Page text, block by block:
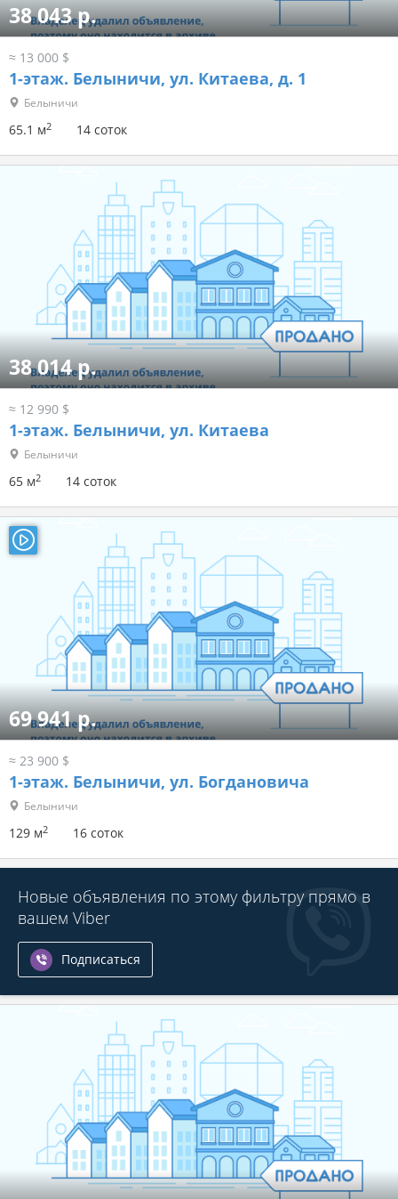
38 043 р.
≈ 13 000 $
1-этаж. Белыничи, ул. Китаева, д. 1
Белыничи
65.1 м2 14 соток
38 014 р.
≈ 12 990 $
1-этаж. Белыничи, ул. Китаева
Белыничи
65 м2 14 соток
69 941 р.
≈ 23 900 $
1-этаж. Белыничи, ул. Богдановича
Белыничи
129 м2 16 соток
Новые объявления по этому фильтру прямо в
вашем Viber
Подписаться